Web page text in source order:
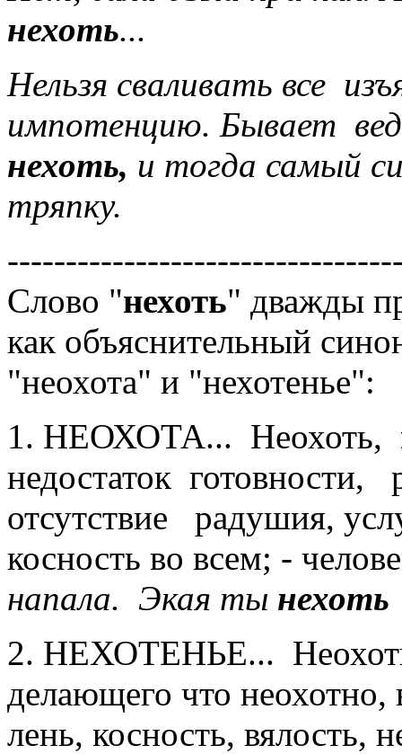
нехоть...
Нельзя сваливать все
импотенцию. Бывает
нехоть, и тогда самый
тряпку.
Слово "нехоть" дважды
как объяснительный
"неохота" и "нехотенье":
1. НЕОХОТА... Неохоть,
недостаток
отсутствие радушия,
косность во всем; -
напала. Экая ты нехоть
2. НЕХОТЕНЬЕ...
делающего что неохотно,
лень, косность, вялость,